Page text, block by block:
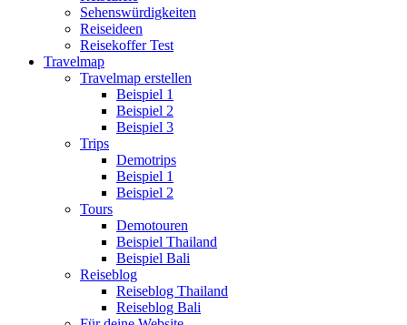
Sehenswürdigkeiten
Reiseideen
Reisekoffer Test
Travelmap
Travelmap erstellen
Beispiel 1
Beispiel 2
Beispiel 3
Trips
Demotrips
Beispiel 1
Beispiel 2
Tours
Demotouren
Beispiel Thailand
Beispiel Bali
Reiseblog
Reiseblog Thailand
Reiseblog Bali